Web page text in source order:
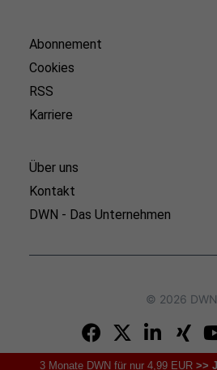
Abonnement
Cookies
RSS
Karriere
Über uns
Kontakt
DWN - Das Unternehmen
© 2026 DWN
3 Monate DWN für nur 4,99 EUR>>